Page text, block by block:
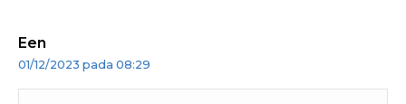
Een
01/12/2023 pada 08:29